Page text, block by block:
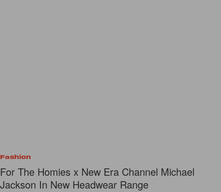
Fashion
For The Homies x New Era Channel Michael
Jackson In New Headwear Range